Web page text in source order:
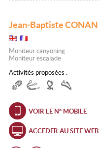
Jean-Baptiste CONAN
Moniteur canyoning
Moniteur escalade
Activités proposées :
VOIR LE N° MOBILE
ACCÉDER AU SITE WEB